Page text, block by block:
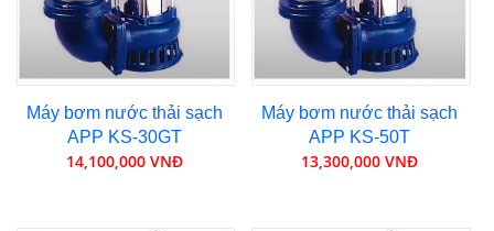
Máy bơm nước thải sạch
APP KS-30GT
14,100,000 VNĐ
Máy bơm nước thải sạch
APP KS-50T
13,300,000 VNĐ